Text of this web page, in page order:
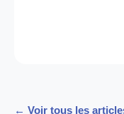
← Voir tous les